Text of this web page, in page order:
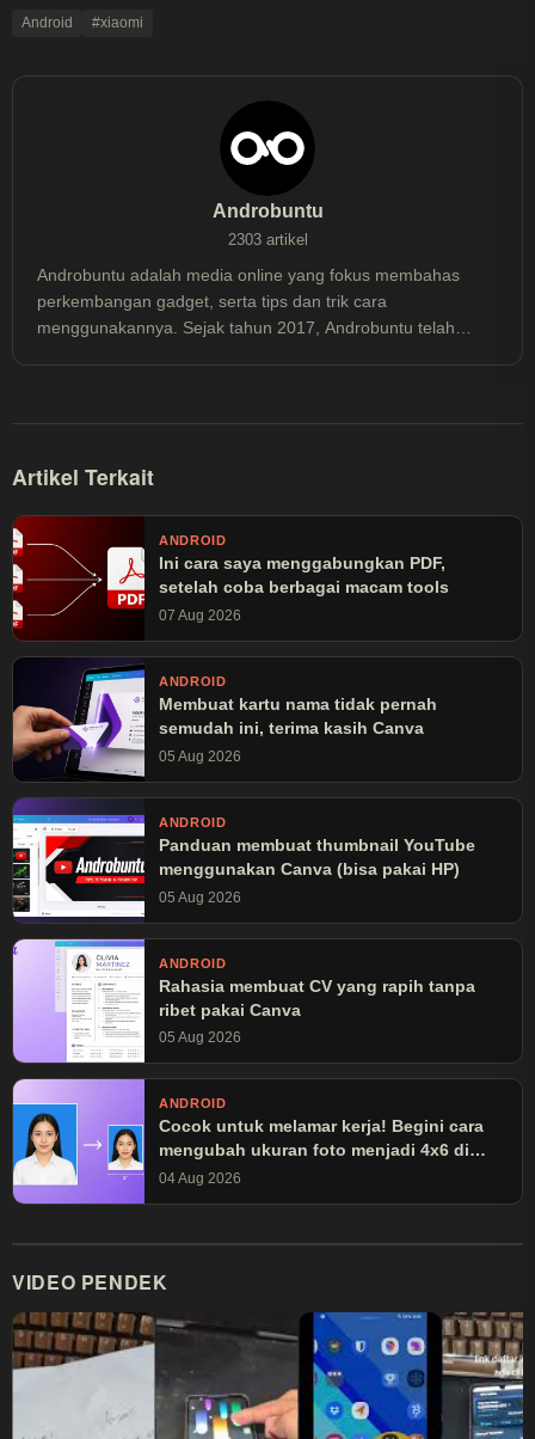
Android #xiaomi
Androbuntu
2303 artikel
Androbuntu adalah media online yang fokus membahas
perkembangan gadget, serta tips dan trik cara
menggunakannya. Sejak tahun 2017, Androbuntu telah
Artikel Terkait
ANDROID
Ini cara saya menggabungkan PDF,
setelah coba berbagai macam tools
07 Aug 2026
ANDROID
Membuat kartu nama tidak pernah
semudah ini, terima kasih Canva
05 Aug 2026
ANDROID
Panduan membuat thumbnail YouTube
menggunakan Canva (bisa pakai HP)
05 Aug 2026
ANDROID
Rahasia membuat CV yang rapih tanpa
ribet pakai Canva
05 Aug 2026
ANDROID
Cocok untuk melamar kerja! Begini cara
mengubah ukuran foto menjadi 4x6 di
Canva
04 Aug 2026
VIDEO PENDEK